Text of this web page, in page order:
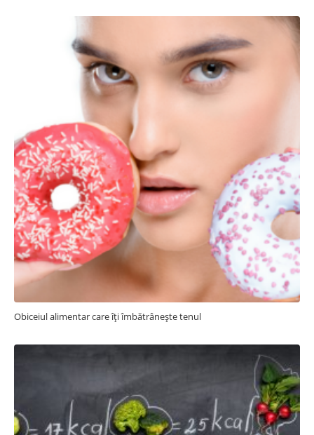
Obiceiul alimentar care îți îmbătrânește tenul